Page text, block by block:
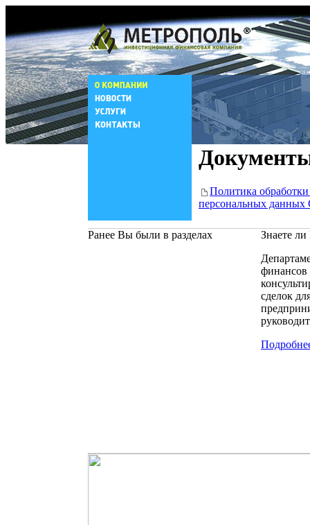
Политика
персональных
Ранее Вы были в разделах
Знаете
финансов
сделок